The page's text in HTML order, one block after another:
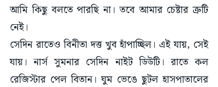
নেই।
সেদিন রাতেও বিনীতা দত্ত খুব হাঁপাচ্ছিল। এই যায়, সেই
যায়। নার্স সুমনার সেদিন নাইট ডিউটি। রাতে কল
রেজিস্টার পেল বিতান। ঘুম ভেঙে ছুটল হাসপাতালের
আইসিইউ-তে।